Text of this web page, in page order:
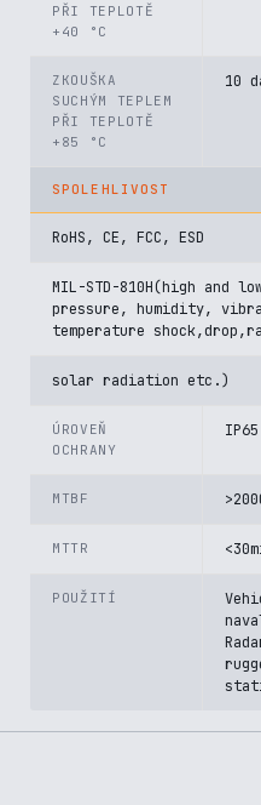
PŘI TEPLOTĚ
+40 °C
ZKOUŠKA
SUCHÝM TEPLEM
PŘI TEPLOTĚ
+85 °C
10
SPOLEHLIVOST
RoHS, CE, FCC, ESD
MIL-STD-810H(high and
pressure, humidity,
temperature
solar radiation etc.)
ÚROVEŇ
OCHRANY
IP65
MTBF
MTTR
POUŽITÍ